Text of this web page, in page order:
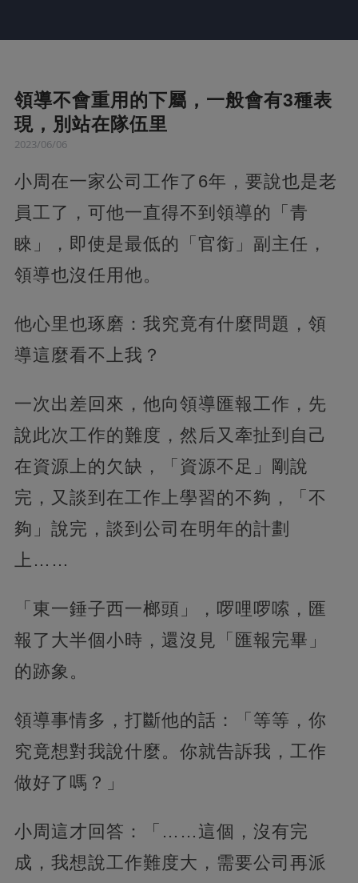
領導不會重用的下屬，一般會有3種表
現，別站在隊伍里
2023/06/06
小周在一家公司工作了6年，要說也是老
員工了，可他一直得不到領導的「青
睞」，即使是最低的「官銜」副主任，
領導也沒任用他。
他心里也琢磨：我究竟有什麼問題，領
導這麼看不上我？
一次出差回來，他向領導匯報工作，先
說此次工作的難度，然后又牽扯到自己
在資源上的欠缺，「資源不足」剛說
完，又談到在工作上學習的不夠，「不
夠」說完，談到公司在明年的計劃
上……
「東一錘子西一榔頭」，啰哩啰嗦，匯
報了大半個小時，還沒見「匯報完畢」
的跡象。
領導事情多，打斷他的話：「等等，你
究竟想對我說什麼。你就告訴我，工作
做好了嗎？」
小周這才回答：「……這個，沒有完
成，我想說工作難度大，需要公司再派